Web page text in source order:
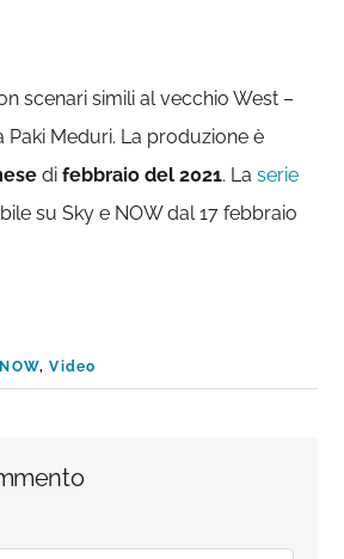
scenari simili al vecchio West –
Meduri. La produzione è
difebbraio del 2021. La serie
su Sky e NOW dal 17 febbraio
NOW,Video